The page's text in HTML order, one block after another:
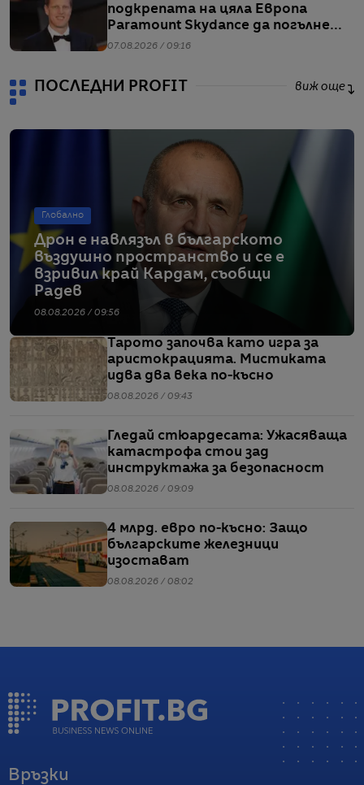
подкрепата на цяла Европа
Paramount Skydance да погълне
WBD
07.08.2026 / 09:16
ПОСЛЕДНИ PROFIT виж още
Глобално
Дрон е навлязъл в българското
въздушно пространство и се е
взривил край Кардам, съобщи
Радев
08.08.2026 / 09:56
Тарото започва като игра за
аристокрацията. Мистиката
идва два века по-късно
08.08.2026 / 09:43
Гледай стюардесата: Ужасяваща
катастрофа стои зад
инструктажа за безопасност
08.08.2026 / 09:09
4 млрд. евро по-късно: Защо
българските железници
изостават
08.08.2026 / 08:02
Връзки